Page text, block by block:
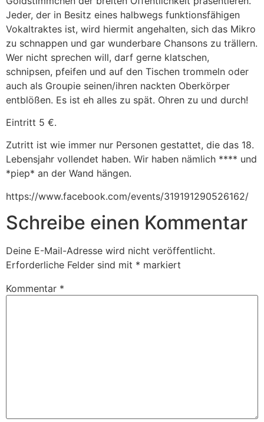
Jeder, der in Besitz eines halbwegs funktionsfähigen
Vokaltraktes ist, wird hiermit angehalten, sich das Mikro
zu schnappen und gar wunderbare Chansons zu trällern.
Wer nicht sprechen will, darf gerne klatschen,
schnipsen, pfeifen und auf den Tischen trommeln oder
auch als Groupie seinen/ihren nackten Oberkörper
entblößen. Es ist eh alles zu spät. Ohren zu und durch!
Eintritt 5 €.
Zutritt ist wie immer nur Personen gestattet, die das 18.
Lebensjahr vollendet haben. Wir haben nämlich **** und
*piep* an der Wand hängen.
https://www.facebook.com/events/319191290526162/
Schreibe einen Kommentar
Deine E-Mail-Adresse wird nicht veröffentlicht.
Erforderliche Felder sind mit * markiert
Kommentar *